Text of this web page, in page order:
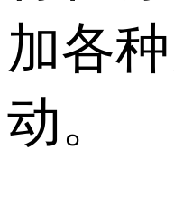
加各
动。